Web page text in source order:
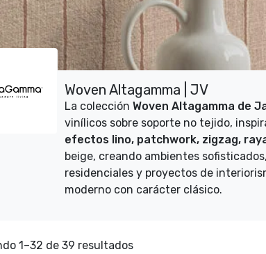
Woven Altagamma | JV
La colección Woven Altagamma de
vinílicos sobre soporte no tejido,
efectos lino, patchwork, zigzag,
beige, creando ambientes
residenciales y proyectos de
moderno con carácter clásico.
1–32 de 39 resultados